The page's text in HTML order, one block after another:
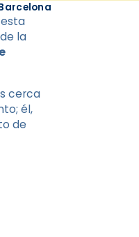
la
cerca
él,
de